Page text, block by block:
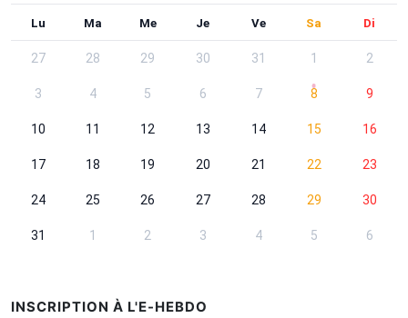
Recherche par date - Août 2026
Lu Ma MeMercredi
JeJeudi VeVendredi
Sa Di
27 28 29 30 31 1 2
3 4 5 6 7 8 9
10 11 12 13 14 15 16
17 18 19 20 21 22 23
24 25 26 27 28 29 30
31 1 2 3 4 5 6
INSCRIPTION À L'E-HEBDO